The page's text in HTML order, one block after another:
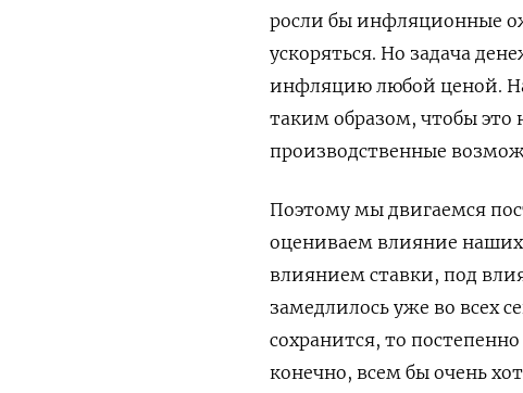
росли бы инфляционные
ускоряться. Но задача
инфляцию любой ценой.
таким образом, чтобы
производственные
Поэтому мы двигаемся
оцениваем влияние
влиянием ставки, под
замедлилось уже во всех
сохранится, то
конечно, всем бы очень